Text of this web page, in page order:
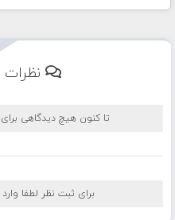
نظرات
تا کنون هیچ دیدگاهی
برای ثبت نظر لطفا